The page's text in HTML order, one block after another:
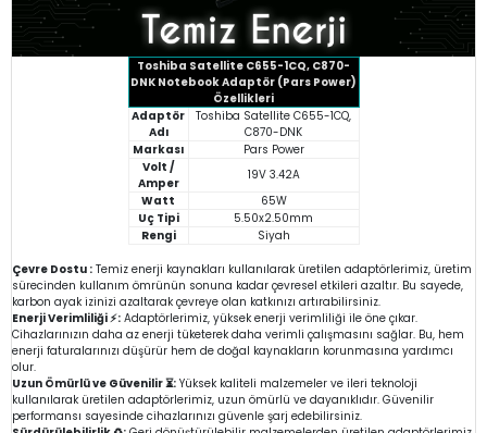
Toshiba Satellite C655-1CQ, C870-
DNK Notebook Adaptör (Pars Power)
Özellikleri
Adaptör
Adı
Toshiba Satellite C655-1CQ,
C870-DNK
Markası
Pars Power
Volt /
Amper
19V 3.42A
Watt
65W
Uç Tipi
5.50x2.50mm
Rengi
Siyah
Çevre Dostu : Temiz enerji kaynakları kullanılarak üretilen adaptörlerimiz, üretim
sürecinden kullanım ömrünün sonuna kadar çevresel etkileri azaltır. Bu sayede,
karbon ayak izinizi azaltarak çevreye olan katkınızı artırabilirsiniz.
Enerji Verimliliği ⚡: Adaptörlerimiz, yüksek enerji verimliliği ile öne çıkar.
Cihazlarınızın daha az enerji tüketerek daha verimli çalışmasını sağlar. Bu, hem
enerji faturalarınızı düşürür hem de doğal kaynakların korunmasına yardımcı
olur.
Uzun Ömürlü ve Güvenilir ⏳: Yüksek kaliteli malzemeler ve ileri teknoloji
kullanılarak üretilen adaptörlerimiz, uzun ömürlü ve dayanıklıdır. Güvenilir
performansı sayesinde cihazlarınızı güvenle şarj edebilirsiniz.